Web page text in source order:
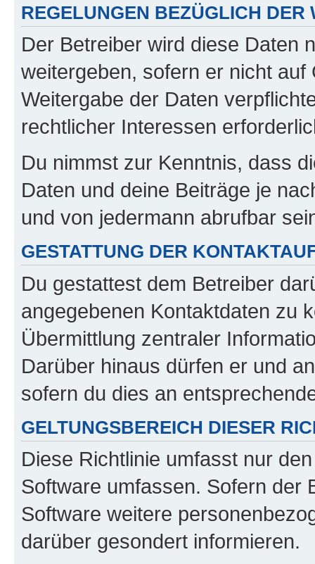
REGELUNGEN BEZÜGLICH DER
Der Betreiber wird diese Daten
weitergeben, sofern er nicht
Weitergabe der Daten
rechtlicher Interessen
Du nimmst zur Kenntnis, dass
Daten und deine Beiträge je
und von jedermann abrufbar
GESTATTUNG DER
Du gestattest dem Betreiber
angegebenen Kontaktdaten zu
Übermittlung zentraler
Darüber hinaus dürfen er und
sofern du dies an
GELTUNGSBEREICH DIESER
Diese Richtlinie umfasst nur
Software umfassen. Sofern der
Software weitere
darüber gesondert informieren.